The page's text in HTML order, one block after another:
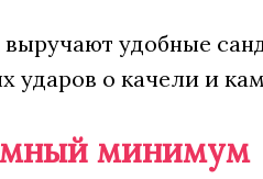
выручают удобные
ударов о качели и
минимум